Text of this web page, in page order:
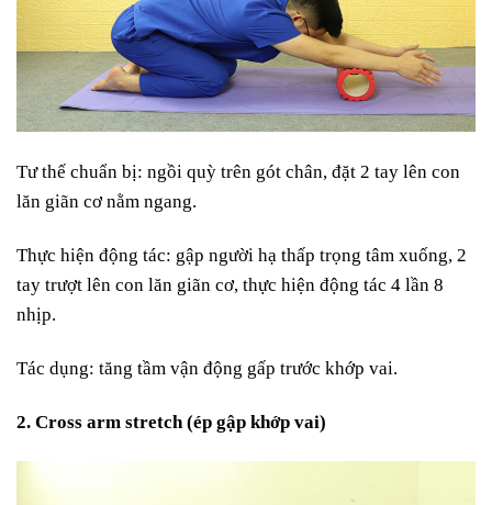
Tư thế chuẩn bị: ngồi quỳ trên gót chân, đặt 2 tay lên con
lăn giãn cơ nằm ngang.
Thực hiện động tác: gập người hạ thấp trọng tâm xuống, 2
tay trượt lên con lăn giãn cơ, thực hiện động tác 4 lần 8
nhịp.
Tác dụng: tăng tầm vận động gấp trước khớp vai.
2. Cross arm stretch (ép gập khớp vai)